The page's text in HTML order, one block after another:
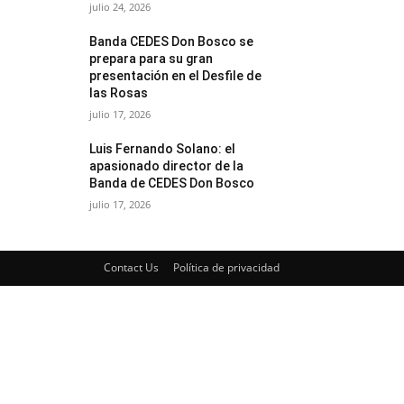
julio 24, 2026
Banda CEDES Don Bosco se
prepara para su gran
presentación en el Desfile de
las Rosas
julio 17, 2026
Luis Fernando Solano: el
apasionado director de la
Banda de CEDES Don Bosco
julio 17, 2026
Contact Us Política de privacidad